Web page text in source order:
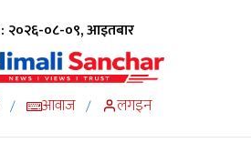
०८-०९, आइतबार
/ आवाज / लगइन